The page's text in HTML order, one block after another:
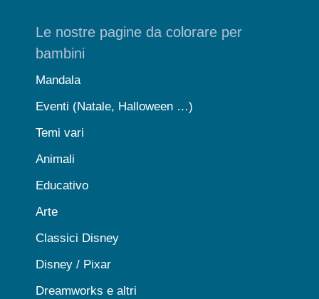
Le nostre pagine da colorare per
bambini
Mandala
Eventi (Natale, Halloween …)
Temi vari
Animali
Educativo
Arte
Classici Disney
Disney / Pixar
Dreamworks e altri